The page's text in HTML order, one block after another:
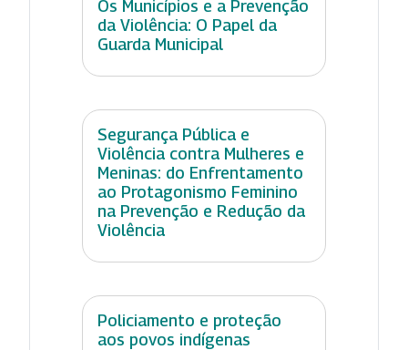
Os Municípios e a Prevenção
da Violência: O Papel da
Guarda Municipal
Segurança Pública e
Violência contra Mulheres e
Meninas: do Enfrentamento
ao Protagonismo Feminino
na Prevenção e Redução da
Violência
Policiamento e proteção
aos povos indígenas